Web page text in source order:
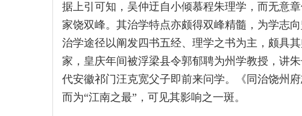
据上引可知，吴仲迂自小倾慕程朱理学，而无意
家饶双峰。其治学特点亦颇得双峰精髓，为学志
治学途径以阐发四书五经、理学之书为主，颇具
家，皇庆年间被浮梁县令郭郁聘为州学教授，讲
代安徽祁门汪克宽父子即前来问学。《同治饶州
而为“江南之最”，可见其影响之一斑。